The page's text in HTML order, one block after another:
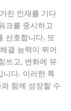
진 인재를 기다
크를 중시하고
선호합니다. 또
결 능력이 뛰어
쓰고, 변화에 유
니다. 이러한 특
함께 성장할 수